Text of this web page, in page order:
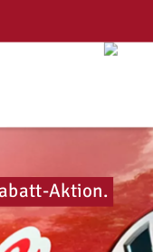
Aktion.